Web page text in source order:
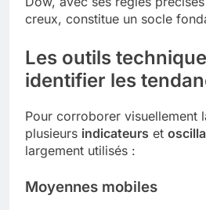
creux, constitue un socle
Les outils
identifier les
Pour corroborer visuellement
plusieurs indicateurs et
largement utilisés :
Moyennes mobiles